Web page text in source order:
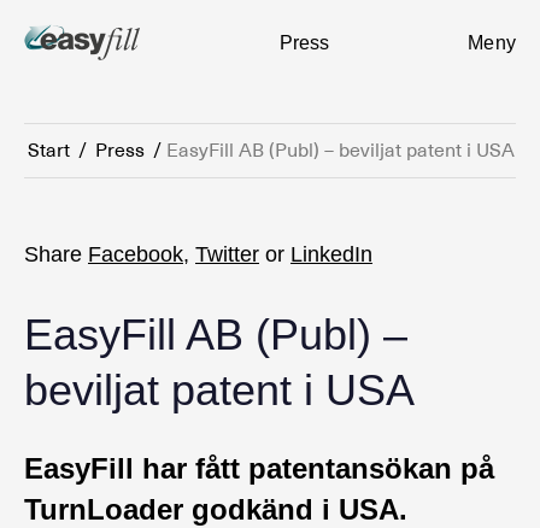
Press Meny
Start / Press / EasyFill AB (Publ) – beviljat patent i USA
Share Facebook, Twitter or LinkedIn
EasyFill AB (Publ) –
beviljat patent i USA
EasyFill har fått patentansökan på
TurnLoader godkänd i USA.